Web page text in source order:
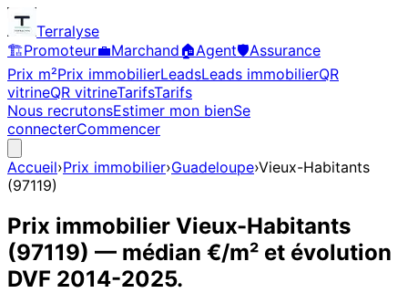
Terralyse
🏗️Promoteur💼Marchand🏠Agent🛡️Assurance
Prix m²Prix immobilierLeadsLeads immobilierQR
vitrineQR vitrineTarifsTarifs
Nous recrutonsEstimer mon bienSe
connecterCommencer
Accueil›Prix immobilier›Guadeloupe›Vieux-Habitants
(97119)
Prix immobilier Vieux-Habitants
(97119) — médian €/m² et évolution
DVF 2014-2025.